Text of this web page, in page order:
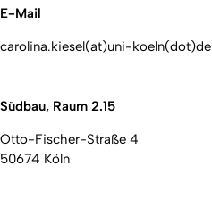
E-Mail
carolina.kiesel(at)uni-koeln(dot)de
Südbau, Raum 2.15
Otto-Fischer-Straße 4
50674 Köln